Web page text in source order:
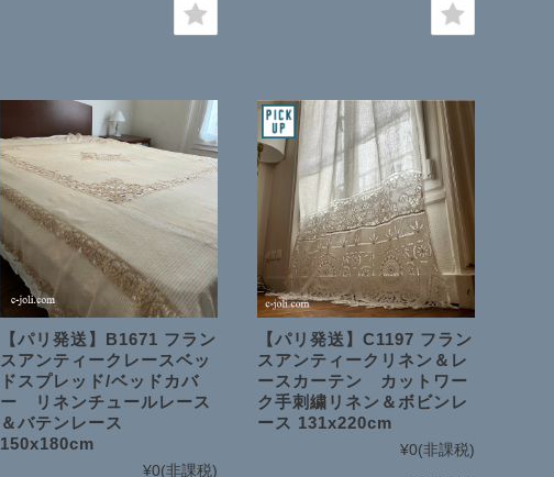
【パリ発送】B1671 フラン
スアンティークレースベッ
ドスプレッド/ベッドカバ
ー リネンチュールレース
＆バテンレース
150x180cm
¥0(非課税)
【パリ発送】C1197 フラン
スアンティークリネン＆レ
ースカーテン カットワー
ク手刺繍リネン＆ボビンレ
ース 131x220cm
¥0(非課税)